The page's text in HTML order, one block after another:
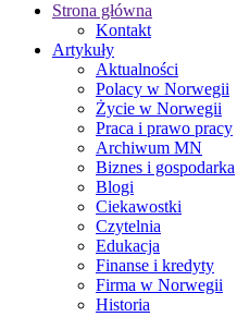
Strona główna
Kontakt
Artykuły
Aktualności
Polacy w Norwegii
Życie w Norwegii
Praca i prawo pracy
Archiwum MN
Biznes i gospodarka
Blogi
Ciekawostki
Czytelnia
Edukacja
Finanse i kredyty
Firma w Norwegii
Historia